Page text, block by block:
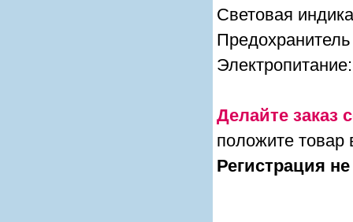
Световая
Делайте заказ
положите товар
Регистрация